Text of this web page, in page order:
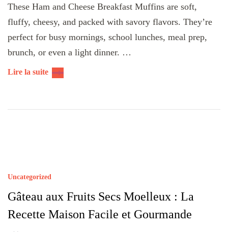
These Ham and Cheese Breakfast Muffins are soft,
fluffy, cheesy, and packed with savory flavors. They’re
perfect for busy mornings, school lunches, meal prep,
brunch, or even a light dinner. …
Lire la suite
Uncategorized
Gâteau aux Fruits Secs Moelleux : La
Recette Maison Facile et Gourmande